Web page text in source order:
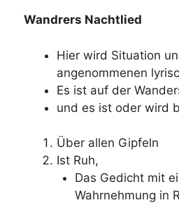
Wandrers Nachtlied
Hier wird Situation
angenommenen
Es ist auf der
und es ist oder wird
Über allen Gipfeln
Ist Ruh,
Das Gedicht mit
Wahrnehmung in